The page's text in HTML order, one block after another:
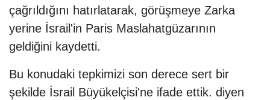
çağrıldığını hatırlatarak, görüşmeye Zarka
yerine İsrail'in Paris Maslahatgüzarının
geldiğini kaydetti.
Bu konudaki tepkimizi son derece sert bir
şekilde İsrail Büyükelçisi'ne ifade ettik. diyen